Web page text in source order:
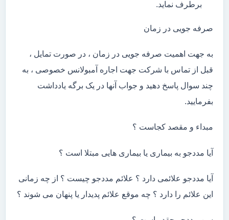
برطرف نماید.
صرفه جویی در زمان
به جهت اهمیت صرفه جویی در زمان ، در صورت تمایل ،
قبل از تماس با شرکت جهت اجاره آمبولانس خصوصی ، به
چند سوال پاسخ دهید و جواب آنها در یک برگه یادداشت
بفرمایید.
مبداء و مقصد کجاست ؟
آیا مددجو به بیماری یا بیماری هایی مبتلا است ؟
آیا مددجو علائمی دارد ؟ علائم مددجو چیست ؟ از چه زمانی
این علائم را دارد ؟ چه موقع علائم پدیدار یا پنهان می شوند ؟